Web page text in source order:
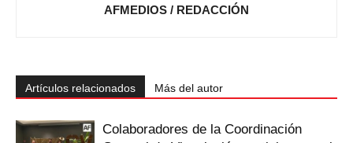
AFMEDIOS / REDACCIÓN
Artículos relacionados Más del autor
Colaboradores de la Coordinación